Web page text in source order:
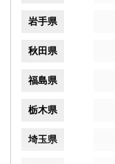
岩手県
秋田県
福島県
栃木県
埼玉県